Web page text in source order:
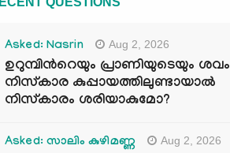
Asked: Nasrin Aug 2, 2026
ഉറുമ്പിന്‍റെയും പ്രാണിയുടെയും ശവം
നിസ്കാര കുപ്പായത്തിലുണ്ടായാൽ
നിസ്കാരം ശരിയാകുമോ?
Asked: സാലിം കുഴിമണ്ണ Aug 2, 2026